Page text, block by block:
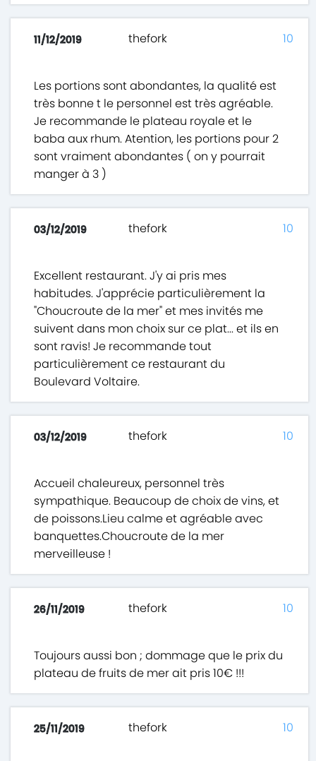
11/12/2019 thefork
Les portions sont abondantes, la qualité est
très bonne t le personnel est très agréable.
Je recommande le plateau royale et le
baba aux rhum. Atention, les portions pour 2
sont vraiment abondantes ( on y pourrait
manger à 3 )
10
03/12/2019 thefork
Excellent restaurant. J'y ai pris mes
habitudes. J'apprécie particulièrement la
"Choucroute de la mer" et mes invités me
suivent dans mon choix sur ce plat... et ils en
sont ravis! Je recommande tout
particulièrement ce restaurant du
Boulevard Voltaire.
10
03/12/2019 thefork
Accueil chaleureux, personnel très
sympathique. Beaucoup de choix de vins, et
de poissons.Lieu calme et agréable avec
banquettes.Choucroute de la mer
merveilleuse !
10
26/11/2019 thefork
Toujours aussi bon ; dommage que le prix du
plateau de fruits de mer ait pris 10€ !!!
10
25/11/2019 thefork 10